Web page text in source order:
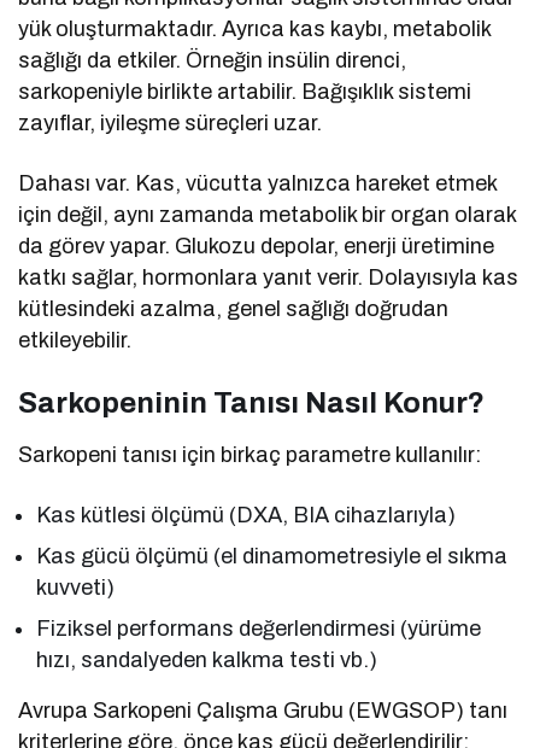
yük oluşturmaktadır. Ayrıca kas kaybı, metabolik
sağlığı da etkiler. Örneğin insülin direnci,
sarkopeniyle birlikte artabilir. Bağışıklık sistemi
zayıflar, iyileşme süreçleri uzar.
Dahası var. Kas, vücutta yalnızca hareket etmek
için değil, aynı zamanda metabolik bir organ olarak
da görev yapar. Glukozu depolar, enerji üretimine
katkı sağlar, hormonlara yanıt verir. Dolayısıyla kas
kütlesindeki azalma, genel sağlığı doğrudan
etkileyebilir.
Sarkopeninin Tanısı Nasıl Konur?
Sarkopeni tanısı için birkaç parametre kullanılır:
Kas kütlesi ölçümü (DXA, BIA cihazlarıyla)
Kas gücü ölçümü (el dinamometresiyle el sıkma
kuvveti)
Fiziksel performans değerlendirmesi (yürüme
hızı, sandalyeden kalkma testi vb.)
Avrupa Sarkopeni Çalışma Grubu (EWGSOP) tanı
kriterlerine göre, önce kas gücü değerlendirilir;